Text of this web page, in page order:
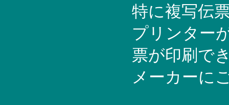
特に複写伝
プリンター
票が印刷で
メーカーに